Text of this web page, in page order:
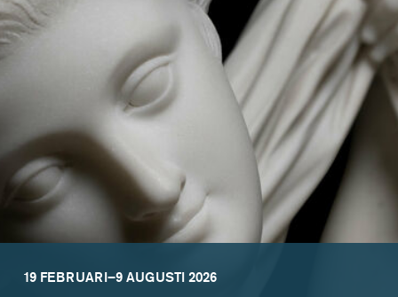
19 FEBRUARI–9 AUGUSTI 2026